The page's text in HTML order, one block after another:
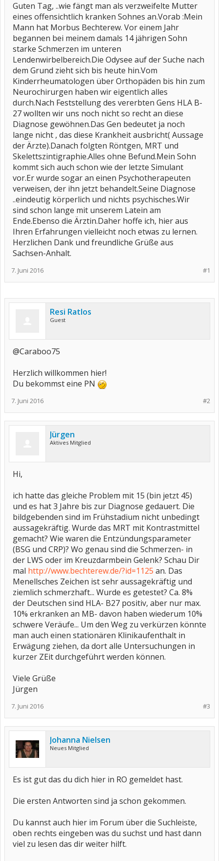
Guten Tag, ..wie fängt man als verzweifelte Mutter
eines offensichtlich kranken Sohnes an.Vorab :Mein
Mann hat Morbus Bechterew. Vor einem Jahr
begannen bei meinem damals 14 jährigen Sohn
starke Schmerzen im unteren
Lendenwirbelbereich.Die Odysee auf der Suche nach
dem Grund zieht sich bis heute hin.Vom
Kinderrheumatologen über Orthopäden bis hin zum
Neurochirurgen haben wir eigentlich alles
durch.Nach Feststellung des vererbten Gens HLA B-
27 wollten wir uns noch nicht so recht an diese
Diagnose gewöhnen.Das Gen bedeutet ja noch
lange nicht , das diese Krankheit ausbricht( Aussage
der Ärzte).Danach folgten Röntgen, MRT und
Skelettszintigraphie.Alles ohne Befund.Mein Sohn
kommt sich auch schon wie der letzte Simulant
vor.Er wurde sogar an einen Psychotherapeuten
verweisen, der ihn jetzt behandelt.Seine Diagnose
..eindeutig körperlich und nichts psychisches.Wir
sind schon lange mit unserem Latein am
Ende.Ebenso die Ärztin.Daher hoffe ich, hier aus
Ihren Erfahrungen vielleicht noch etwas zu lernen.
Herzlichen Dank und freundliche Grüße aus
Sachsen-Anhalt.
#1
7. Juni 2016
Resi Ratlos
Guest
@Caraboo75
Herzlich willkommen hier!
Du bekommst eine PN
#2
7. Juni 2016
Jürgen
Aktives Mitglied
Hi,
ich hatte das gleiche Problem mit 15 (bin jetzt 45)
und es hat 3 Jahre bis zur Diagnose gedauert. Die
bildgebenden sind im Frühstadium nicht unbedingt
aussagekräftig. Wurde das MRT mit Kontrastmittel
gemacht? Wie waren die Entzündungsparameter
(BSG und CRP)? Wo genau sind die Schmerzen- in
der LWS oder im Kreuzdarmbein Gelenk? Schau Dir
mal http://www.bechterew.de/?id=1125 an. Das
Menellsches Zeichen ist sehr aussagekräftig und
ziemlich schmerzhaft... Wurde es getestet? Ca. 8%
der Deutschen sind HLA- B27 positiv, aber nur max.
10% erkranken an MB- davon haben wiederum 10%
schwere Veräufe... Um den Weg zu verkürzen könnte
man auch einen stationären Klinikaufenthalt in
Erwägung ziehen, da dort alle Untersuchungen in
kurzer ZEit durchgeführt werden können.
Viele Grüße
Jürgen
#3
7. Juni 2016
Johanna Nielsen
Neues Mitglied
Es ist gut das du dich hier in RO gemeldet hast.
Die ersten Antworten sind ja schon gekommen.
Du kannst auch hier im Forum über die Suchleiste,
oben rechts eingeben was du suchst und hast dann
viel zu lesen das dir weiter hilft.